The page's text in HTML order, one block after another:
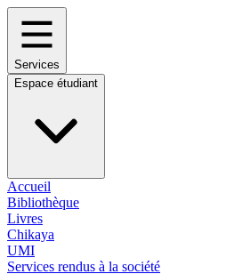
Services
Espace étudiant
Accueil
Bibliothèque
Livres
Chikaya
UMI
Services rendus à la société